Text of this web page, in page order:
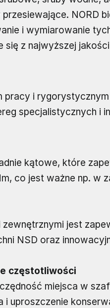
NORD
i wymiarowanie
się z najwyższej
pracy i
specjalistycznych i
kątowe, które
co jest ważne np. w
jest
NSD oraz
częstotliwości
miejsca w
uproszczenie